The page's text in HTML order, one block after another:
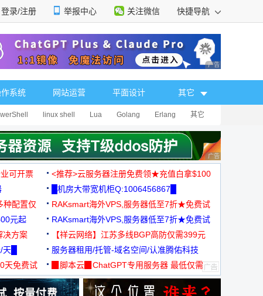
登录/注册 举报中心 关注微信 快捷导航
择 广告 商业广告，理
系统 网站运营 平面设计 其它
linux shell Lua Golang Erlang 其它
广告 商业广告，理
可开票
<推荐>云服务器注册免费领★充值白拿$100
█机房大带宽机柜Q:1006456867█
种配置仅
RAKsmart海外VPS,服务器低至7折★免费试
用★
元起
RAKsmart海外VPS,服务器低至7折★免费试
用★
决方案
【祥云网络】江苏多线BGP高防仅需399元
█
服务器租用/托管-域名空间/认准腾佑科技
免费试
▉脚本云▉ChatGPT专用服务器 最低仅需
19元/月